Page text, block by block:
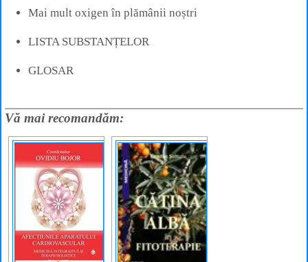
Mai mult oxigen în plămânii noștri
LISTA SUBSTANȚELOR
GLOSAR
Vă mai recomandăm: